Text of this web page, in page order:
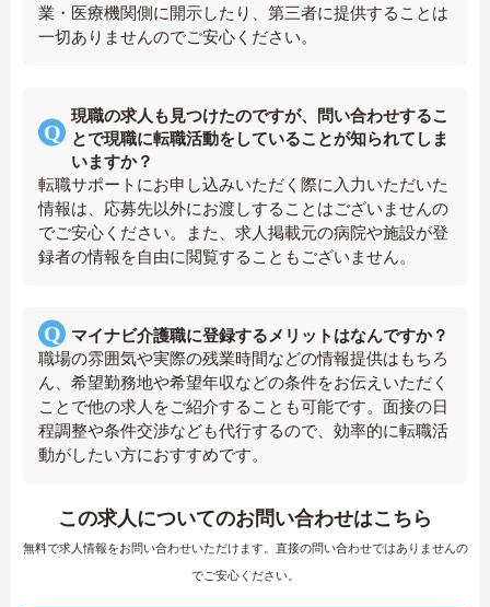
業・医療機関側に開示したり、第三者に提供することは
一切ありませんのでご安心ください。
現職の求人も見つけたのですが、問い合わせするこ
とで現職に転職活動をしていることが知られてしま
いますか？
転職サポートにお申し込みいただく際に入力いただいた
情報は、応募先以外にお渡しすることはございませんの
でご安心ください。また、求人掲載元の病院や施設が登
録者の情報を自由に閲覧することもございません。
マイナビ介護職に登録するメリットはなんですか？
職場の雰囲気や実際の残業時間などの情報提供はもちろ
ん、希望勤務地や希望年収などの条件をお伝えいただく
ことで他の求人をご紹介することも可能です。面接の日
程調整や条件交渉なども代行するので、効率的に転職活
動がしたい方におすすめです。
この求人についてのお問い合わせはこちら
無料で求人情報をお問い合わせいただけます。直接の問い合わせではありませんの
でご安心ください。